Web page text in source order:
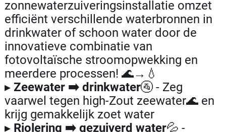
zonnewaterzuiveringsinstallatie omzet
efficiënt verschillende waterbronnen in
drinkwater of schoon water door de
innovatieve combinatie van
fotovoltaïsche stroomopwekking en
meerdere processen! 🌊→💧
▸ Zeewater ➡️ drinkwater🚰 - Zeg
vaarwel tegen high-Zout zeewater🌊 en
krijg gemakkelijk zoet water
▸ Riolering ➡️ gezuiverd water💦 -